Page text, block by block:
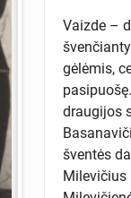
Vaizde –
gėlėmis,
draugijos
šventės
Milevičius